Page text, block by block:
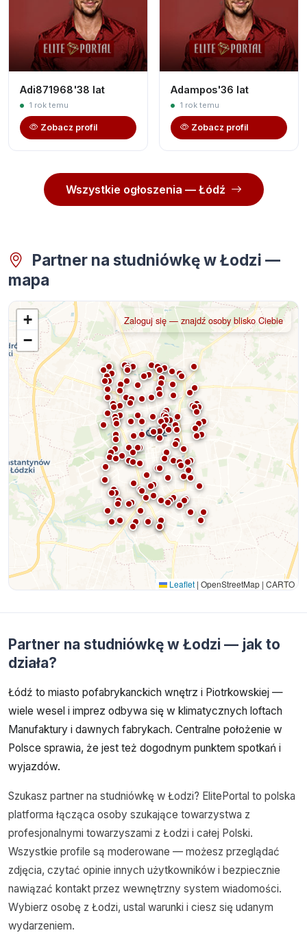
Adi871968'38 lat
1 rok temu
Zobacz profil
Adampos'36 lat
1 rok temu
Zobacz profil
Wszystkie ogłoszenia — Łódź
Partner na studniówkę w Łodzi —
mapa
+
−
Zaloguj się — znajdź osoby blisko Ciebie
Leaflet | OpenStreetMap | CARTO
Partner na studniówkę w Łodzi — jak to
działa?
Łódź to miasto pofabrykanckich wnętrz i Piotrkowskiej —
wiele wesel i imprez odbywa się w klimatycznych loftach
Manufaktury i dawnych fabrykach. Centralne położenie w
Polsce sprawia, że jest też dogodnym punktem spotkań i
wyjazdów.
Szukasz partner na studniówkę w Łodzi? ElitePortal to polska
platforma łącząca osoby szukające towarzystwa z
profesjonalnymi towarzyszami z Łodzi i całej Polski.
Wszystkie profile są moderowane — możesz przeglądać
zdjęcia, czytać opinie innych użytkowników i bezpiecznie
nawiązać kontakt przez wewnętrzny system wiadomości.
Wybierz osobę z Łodzi, ustal warunki i ciesz się udanym
wydarzeniem.